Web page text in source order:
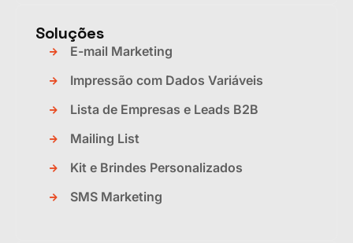
Soluções
E-mail Marketing
Impressão com Dados Variáveis
Lista de Empresas e Leads B2B
Mailing List
Kit e Brindes Personalizados
SMS Marketing